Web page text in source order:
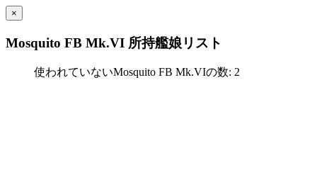
×
Mosquito FB Mk.VI 所持艦娘リスト
使われていないMosquito FB Mk.VIの数: 2